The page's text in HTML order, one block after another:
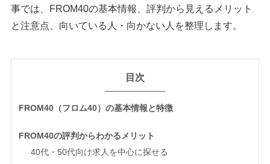
事では、FROM40の基本情報、評判から見えるメリット
と注意点、向いている人・向かない人を整理します。
目次
FROM40（フロム40）の基本情報と特徴
FROM40の評判からわかるメリット
40代・50代向け求人を中心に探せる